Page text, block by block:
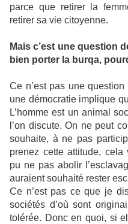
parce que retirer la
retirer sa vie citoyenne.
Mais c’est une question
bien porter la burqa,
Ce n’est pas une
une démocratie implique
L’homme est un animal
l’on discute. On ne peut
souhaite, à ne pas
prenez cette attitude, cela
pu ne pas abolir
auraient souhaité rester
Ce n’est pas ce que je
sociétés d’où sont
tolérée. Donc en quoi, si